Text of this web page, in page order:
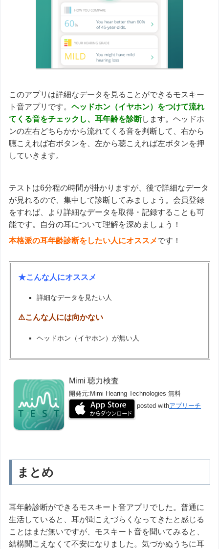
このアプリは詳細なデータを見ることができるモスキー
ト音アプリです。ヘッドホン（イヤホン）をつけて流れ
てくる音をチェックし、耳年齢を診断します。ヘッドホ
ンの左右どちらかから流れてくる音を判断して、右から
聴こえれば右ボタンを、左から聴こえれば左ボタンを押
していきます。
テストは6分程の時間が掛かりますが、後で詳細なデータ
が見れるので、集中して診断してみましょう。会員登録
をすれば、より詳細なデータを取得・記録することも可
能です。自分の耳について理解を深めましょう！
本格派の耳年齢診断をしたい人にオススメです！
★こんな人にオススメ
詳細なデータを見たい人
⚠こんな人には向かない
ヘッドホン（イヤホン）が無い人
Mimi 聴力検査
開発元: Mimi Hearing Technologies 無料
posted withアプリーチ
まとめ
耳年齢診断ができるモスキート音アプリでした。普通に
生活していると、耳が聞こえづらくなってきたと感じる
ことはまだ無いですが、モスキート音を聞いてみると、
結構聞こえなくて不安になりました。気づかぬうちに耳